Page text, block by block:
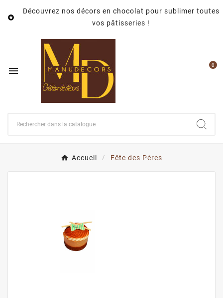

Découvrez nos décors en chocolat pour sublimer toutes
vos pâtisseries !
 0
Accueil Fête des Pères